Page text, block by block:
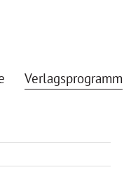
Verlagsprogramm